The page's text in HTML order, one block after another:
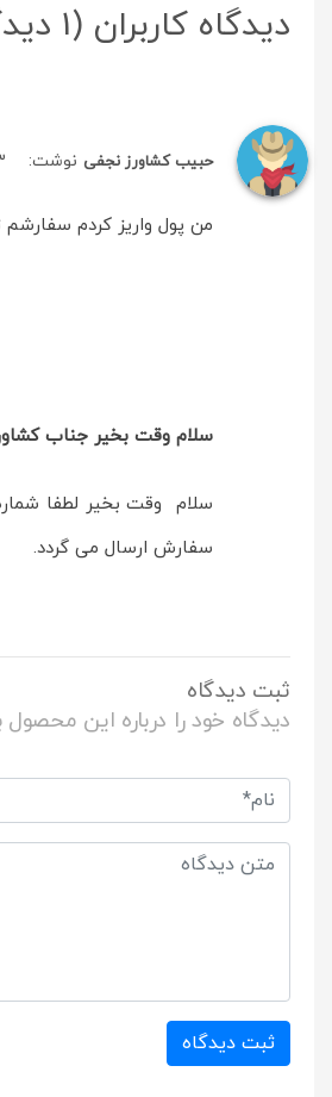
دیدگاه کاربران (1 دیدگاه)
حبیب کشاورز نجفی نوشت: 13
من پول واریز کردم سفارشم
سلام وقت بخیر جناب
سلام وقت بخیر لطفا
سفارش ارسال می گردد.
ثبت دیدگاه
دیدگاه خود را درباره این محصول
ثبت دیدگاه